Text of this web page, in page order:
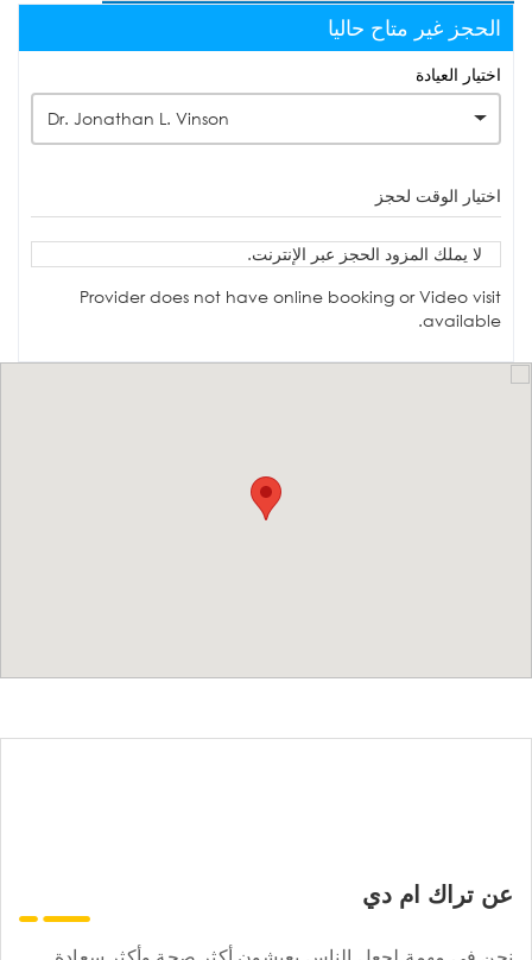
الحجز غير متاح حاليا
اختيار العيادة
Dr. Jonathan L. Vinson
اختيار الوقت لحجز
لا يملك المزود الحجز عبر الإنترنت.
Provider does not have online booking or Video visit
available.
عن تراك ام دي